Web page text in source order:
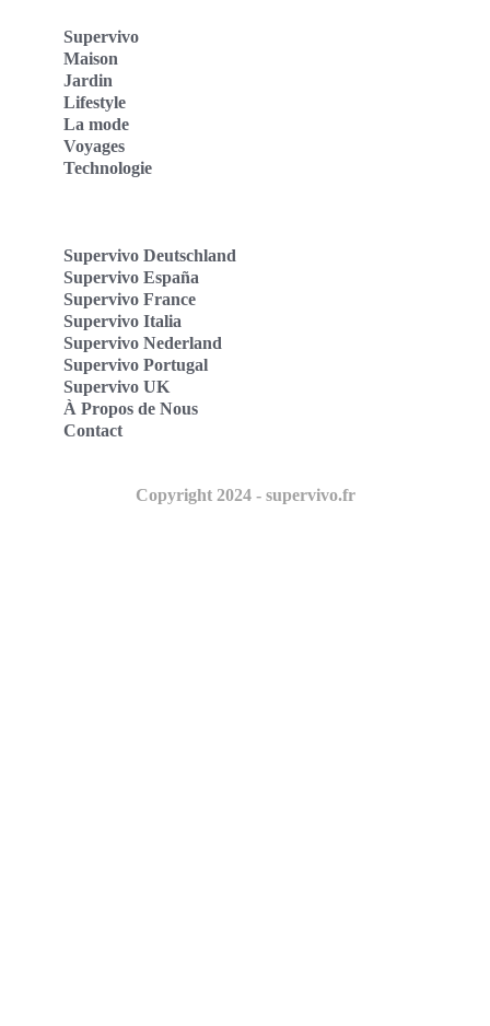
Supervivo
Maison
Jardin
Lifestyle
La mode
Voyages
Technologie
Supervivo Deutschland
Supervivo España
Supervivo France
Supervivo Italia
Supervivo Nederland
Supervivo Portugal
Supervivo UK
À Propos de Nous
Contact
Copyright 2024 - supervivo.fr